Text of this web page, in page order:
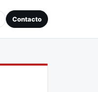
Contacto